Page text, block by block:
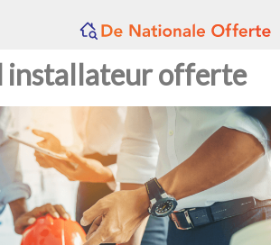
installateur offerte